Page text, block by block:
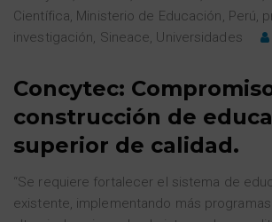
Científica, Ministerio de Educación, Perú,
investigación, Sineace, Universidades
Concytec:
construcción de
superior de calidad.
“Se requiere fortalecer el sistema de
existente, implementando más